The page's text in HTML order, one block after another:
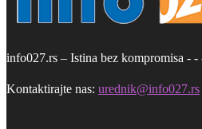
info027.rs – Istina bez kompromisa -
Kontaktirajte nas: urednik@info027.rs